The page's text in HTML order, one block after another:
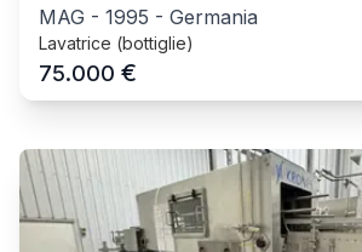
MAG - 1995 - Germania
Lavatrice (bottiglie)
75.000 €